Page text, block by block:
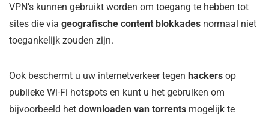
VPN’s kunnen gebruikt worden om toegang te hebben tot
sites die via geografische content blokkades normaal niet
toegankelijk zouden zijn.
Ook beschermt u uw internetverkeer tegen hackers op
publieke Wi-Fi hotspots en kunt u het gebruiken om
bijvoorbeeld het downloaden van torrents mogelijk te